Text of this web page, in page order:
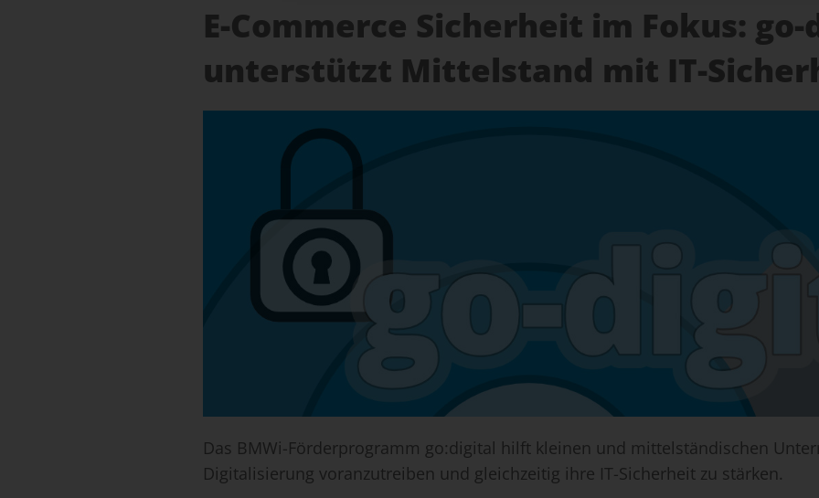
E-Commerce Sicherheit im Fokus:
unterstützt Mittelstand mit IT-
Das BMWi-Förderprogramm go:digital hilft kleinen und mittelständischen
Digitalisierung voranzutreiben und gleichzeitig ihre IT-Sicherheit zu stärken.